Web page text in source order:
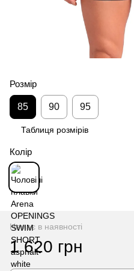
Розмір
85 90 95
Таблиця розмірів
Колір
Немає в наявності
1 620 грн